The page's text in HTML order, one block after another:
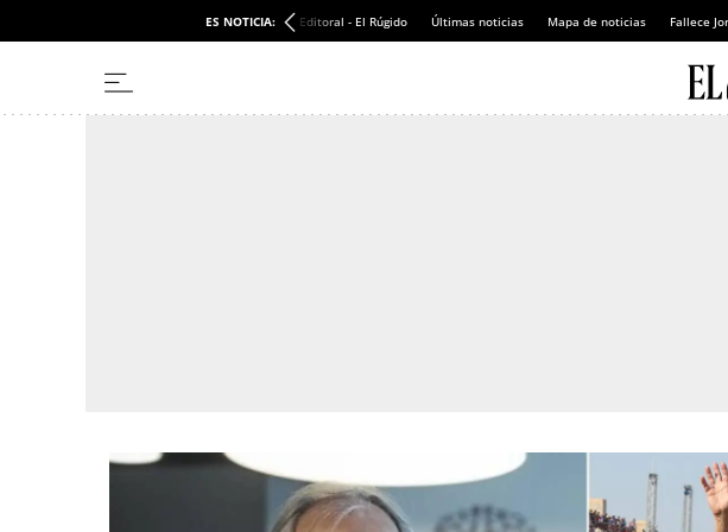
ES NOTICIA: Editoral - El Rúgido Últimas noticias Mapa de noticias Fallece